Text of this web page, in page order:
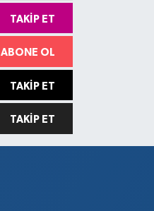
TAKIP ET
ABONE OL
TAKIP ET
TAKIP ET